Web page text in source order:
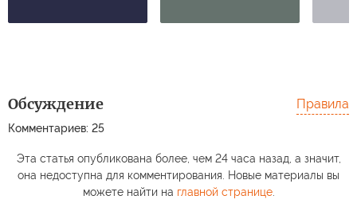
Обсуждение
Комментариев: 25
Правила
Эта статья опубликована более, чем 24 часа назад, а значит,
она недоступна для комментирования. Новые материалы вы
можете найти на главной странице.